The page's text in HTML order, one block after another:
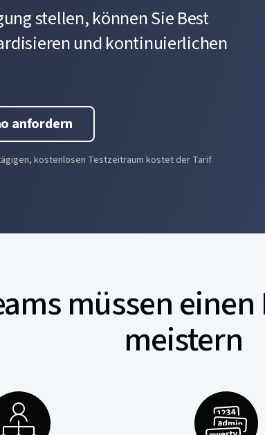
stellen, können Sie Best
und kontinuierlichen
anfordern
kostenlosen Testzeitraum kostet der Tarif
müssen
meistern